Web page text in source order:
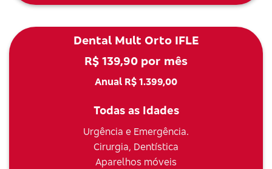
Dental Mult Orto IFLE
R$ 139,90 por mês
Anual R$ 1.399,00
Todas as Idades
Urgência e Emergência.
Cirurgia, Dentística
Aparelhos móveis